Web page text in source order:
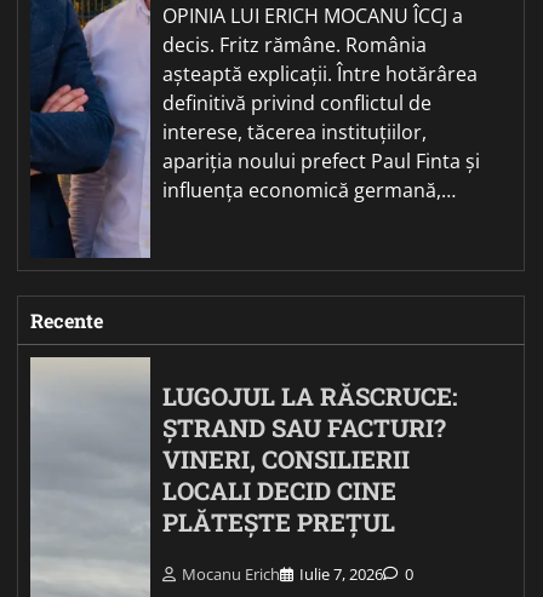
OPINIA LUI ERICH MOCANU ÎCCJ a
decis. Fritz rămâne. România
așteaptă explicații. Între hotărârea
definitivă privind conflictul de
interese, tăcerea instituțiilor,
apariția noului prefect Paul Finta și
influența economică germană,…
Recente
LUGOJUL LA RĂSCRUCE:
ȘTRAND SAU FACTURI?
VINERI, CONSILIERII
LOCALI DECID CINE
PLĂTEȘTE PREȚUL
Mocanu Erich Iulie 7, 2026 0